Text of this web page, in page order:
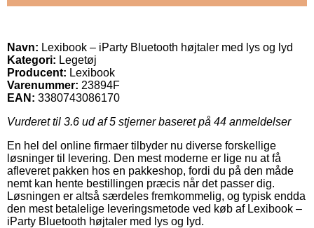
Navn: Lexibook – iParty Bluetooth højtaler med lys og lyd
Kategori: Legetøj
Producent: Lexibook
Varenummer: 23894F
EAN: 3380743086170
Vurderet til 3.6 ud af 5 stjerner baseret på 44 anmeldelser
En hel del online firmaer tilbyder nu diverse forskellige
løsninger til levering. Den mest moderne er lige nu at få
afleveret pakken hos en pakkeshop, fordi du på den måde
nemt kan hente bestillingen præcis når det passer dig.
Løsningen er altså særdeles fremkommelig, og typisk endda
den mest betalelige leveringsmetode ved køb af Lexibook –
iParty Bluetooth højtaler med lys og lyd.